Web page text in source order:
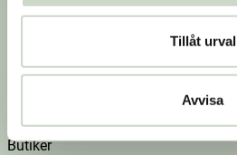
Tillåt urval
Avvisa
Om Hälsokraft
Butiker